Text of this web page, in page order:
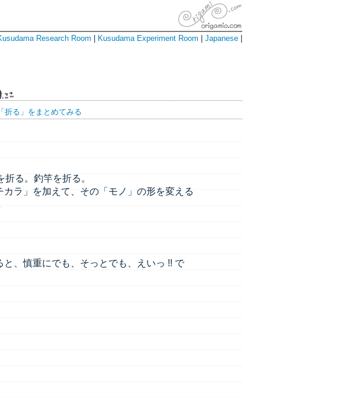
Japanese
Kusudama Experiment Room
Research Room
折る」をまとめてみる
る。釣竿を折る。
ラ」を加えて、その「モノ」の形を変える
、慎重にでも、そっとでも、えいっ !! で